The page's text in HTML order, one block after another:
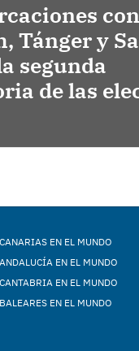
Tánger y
segunda
de las
CANARIAS EN EL MUNDO
ANDALUCÍA EN EL MUNDO
CANTABRIA EN EL MUNDO
BALEARES EN EL MUNDO